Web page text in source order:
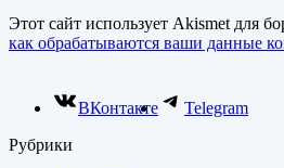
Этот сайт использует Akismet для
как обрабатываются ваши данные
ВКонтакте
Telegram
Рубрики